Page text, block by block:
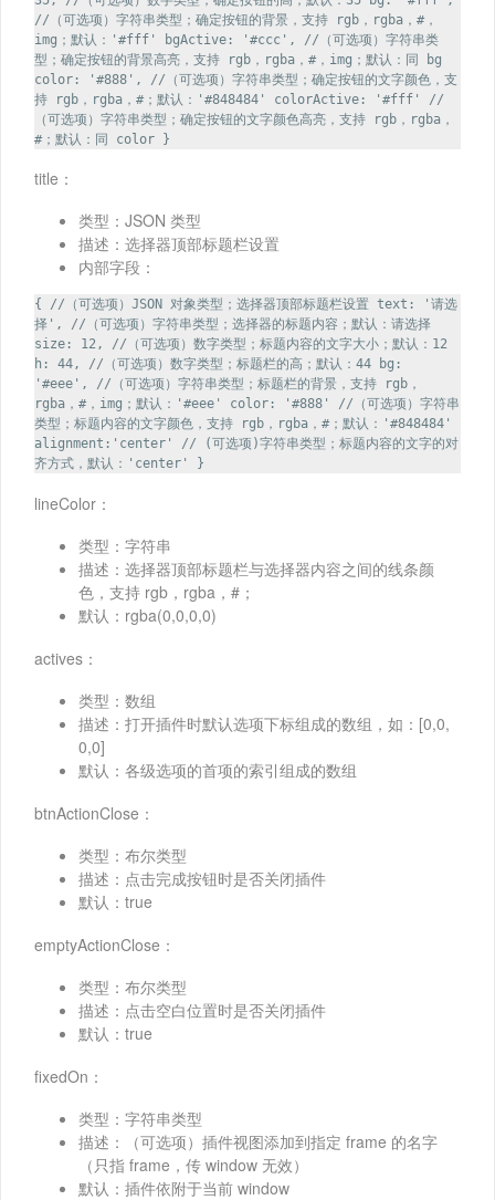
//（可选项）字符串类型；确定按钮的背景，支持 rgb，rgba，#，
img；默认：'#fff' bgActive: '#ccc', //（可选项）字符串类
型；确定按钮的背景高亮，支持 rgb，rgba，#，img；默认：同 bg
color: '#888', //（可选项）字符串类型；确定按钮的文字颜色，支
持 rgb，rgba，#；默认：'#848484' colorActive: '#fff' //
（可选项）字符串类型；确定按钮的文字颜色高亮，支持 rgb，rgba，
#；默认：同 color }
title：
类型：JSON 类型
描述：选择器顶部标题栏设置
内部字段：
{ //（可选项）JSON 对象类型；选择器顶部标题栏设置 text: '请选
择', //（可选项）字符串类型；选择器的标题内容；默认：请选择
size: 12, //（可选项）数字类型；标题内容的文字大小；默认：12
h: 44, //（可选项）数字类型；标题栏的高；默认：44 bg:
'#eee', //（可选项）字符串类型；标题栏的背景，支持 rgb，
rgba，#，img；默认：'#eee' color: '#888' //（可选项）字符串
类型；标题内容的文字颜色，支持 rgb，rgba，#；默认：'#848484'
alignment:'center' // (可选项)字符串类型；标题内容的文字的对
齐方式，默认：'center' }
lineColor：
类型：字符串
描述：选择器顶部标题栏与选择器内容之间的线条颜
色，支持 rgb，rgba，#；
默认：rgba(0,0,0,0)
actives：
类型：数组
描述：打开插件时默认选项下标组成的数组，如：[0,0,
0,0]
默认：各级选项的首项的索引组成的数组
btnActionClose：
类型：布尔类型
描述：点击完成按钮时是否关闭插件
默认：true
emptyActionClose：
类型：布尔类型
描述：点击空白位置时是否关闭插件
默认：true
fixedOn：
类型：字符串类型
描述：（可选项）插件视图添加到指定 frame 的名字
（只指 frame，传 window 无效）
默认：插件依附于当前 window